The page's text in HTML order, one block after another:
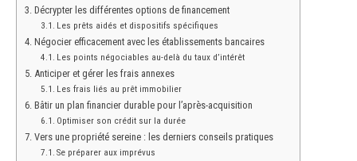
Décrypter les différentes options de financement
Les prêts aidés et dispositifs spécifiques
Négocier efficacement avec les établissements bancaires
Les points négociables au-delà du taux d’intérêt
Anticiper et gérer les frais annexes
Les frais liés au prêt immobilier
Bâtir un plan financier durable pour l’après-acquisition
Optimiser son crédit sur la durée
Vers une propriété sereine : les derniers conseils pratiques
Se préparer aux imprévus